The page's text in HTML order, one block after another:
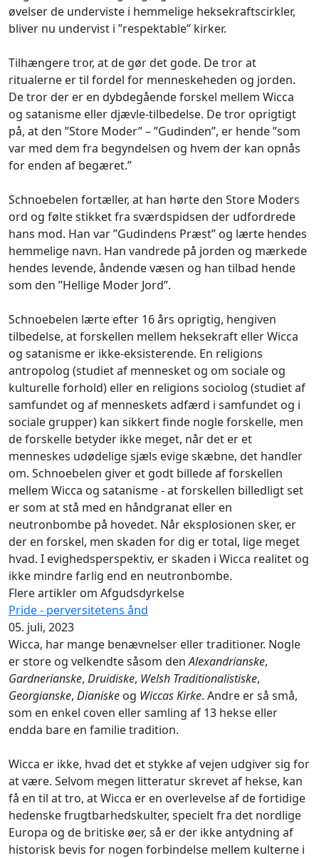
øvelser de underviste i hemmelige heksekraftscirkler,
bliver nu undervist i ”respektable” kirker.
Tilhængere tror, at de gør det gode. De tror at
ritualerne er til fordel for menneskeheden og jorden.
De tror der er en dybdegående forskel mellem Wicca
og satanisme eller djævle-tilbedelse. De tror oprigtigt
på, at den ”Store Moder” – ”Gudinden”, er hende ”som
var med dem fra begyndelsen og hvem der kan opnås
for enden af begæret.”
Schnoebelen fortæller, at han hørte den Store Moders
ord og følte stikket fra sværdspidsen der udfordrede
hans mod. Han var ”Gudindens Præst” og lærte hendes
hemmelige navn. Han vandrede på jorden og mærkede
hendes levende, åndende væsen og han tilbad hende
som den ”Hellige Moder Jord”.
Schnoebelen lærte efter 16 års oprigtig, hengiven
tilbedelse, at forskellen mellem heksekraft eller Wicca
og satanisme er ikke-eksisterende. En religions
antropolog (studiet af mennesket og om sociale og
kulturelle forhold) eller en religions sociolog (studiet af
samfundet og af menneskets adfærd i samfundet og i
sociale grupper) kan sikkert finde nogle forskelle, men
de forskelle betyder ikke meget, når det er et
menneskes udødelige sjæls evige skæbne, det handler
om. Schnoebelen giver et godt billede af forskellen
mellem Wicca og satanisme - at forskellen billedligt set
er som at stå med en håndgranat eller en
neutronbombe på hovedet. Når eksplosionen sker, er
der en forskel, men skaden for dig er total, lige meget
hvad. I evighedsperspektiv, er skaden i Wicca realitet og
ikke mindre farlig end en neutronbombe.
Flere artikler om Afgudsdyrkelse
Pride - perversitetens ånd
05. juli, 2023
Wicca, har mange benævnelser eller traditioner. Nogle
er store og velkendte såsom denAlexandrianske,
Gardnerianske, Druidiske, Welsh Traditionalistiske,
Georgianske, Dianiske og Wiccas Kirke. Andre er så små,
som en enkel coven eller samling af 13 hekse eller
endda bare en familie tradition.
Wicca er ikke, hvad det et stykke af vejen udgiver sig for
at være. Selvom megen litteratur skrevet af hekse, kan
få en til at tro, at Wicca er en overlevelse af de fortidige
hedenske frugtbarhedskulter, specielt fra det nordlige
Europa og de britiske øer, så er der ikke antydning af
historisk bevis for nogen forbindelse mellem kulterne i